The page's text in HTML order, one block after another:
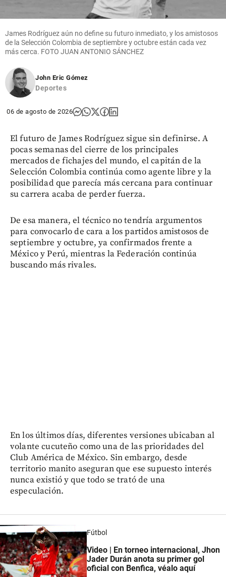
James Rodríguez aún no define su futuro inmediato, y los amistosos
de la Selección Colombia de septiembre y octubre están cada vez
más cerca. FOTO JUAN ANTONIO SÁNCHEZ
John Eric Gómez
Deportes
06 de agosto de 2026
El futuro de James Rodríguez sigue sin definirse. A
pocas semanas del cierre de los principales
mercados de fichajes del mundo, el capitán de la
Selección Colombia continúa como agente libre y la
posibilidad que parecía más cercana para continuar
su carrera acaba de perder fuerza.
De esa manera, el técnico no tendría argumentos
para convocarlo de cara a los partidos amistosos de
septiembre y octubre, ya confirmados frente a
México y Perú, mientras la Federación continúa
buscando más rivales.
En los últimos días, diferentes versiones ubicaban al
volante cucuteño como una de las prioridades del
Club América de México. Sin embargo, desde
territorio manito aseguran que ese supuesto interés
nunca existió y que todo se trató de una
especulación.
Fútbol
Video | En torneo internacional, Jhon
Jader Durán anota su primer gol
oficial con Benfica, véalo aquí